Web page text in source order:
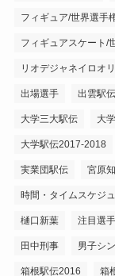
フィギュア/世界選手
フィギュアスケート/
リオデジャネイロオ
出場選手 出雲駅伝
大学三大駅伝 大
大学駅伝2017-2018
実業団駅伝 宮原
時間・タイムスケジ
樋口新葉 注目選手
田中刑事 男子シ
箱根駅伝2016 箱